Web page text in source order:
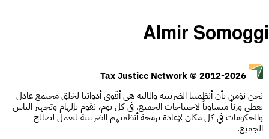
Justicia Impositiva
É Da Sua Conta
Impôts et Justice Sociale
الحلقات (0)
المصطلحات
يبحث
Almir Somoggi
© 2012-2026
نحن نؤمن بأن أنظمتنا الضريبية والمالية هي أقوى أدواتنا لخلق مجتمع عادل
يعطي وزناً متساوياً لاحتياجات الجميع. في كل يوم، نقوم بإلهام وتجهيز الناس
والحكومات في كل مكان لإعادة برمجة أنظمتهم الضريبية لتعمل لصالح
الجميع.